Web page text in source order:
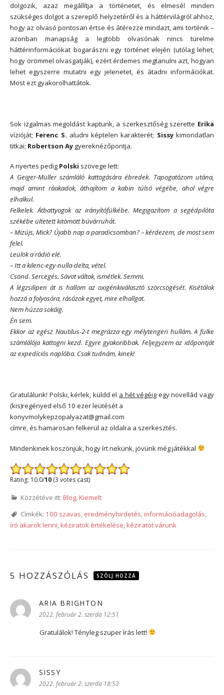
dolgozik, azaz megállítja a történetet, és elmesél minden
szükséges dolgot a szereplő helyzetéről és a háttérvilágról ahhoz,
hogy az olvasó pontosan értse és átérezze mindazt, ami történik –
azonban manapság a legtöbb olvasónak nincs türelme
háttérinformációkat bogarászni egy történet elején (utólag lehet,
hogy örömmel olvasgatják), ezért érdemes megtanulni azt, hogyan
lehet egyszerre mutatni egy jelenetet, és átadni információkat.
Most ezt gyakorolhattátok.
Sok izgalmas megoldást kaptunk, a szerkesztőség szerette Erika
vízióját; Ferenc S. aludni képtelen karakterét; Sissykimondatlan
titkai; Robertson Ay gyereknézőpontja.
A nyertes pedig Polski szövege lett:
A Geiger-Müller számláló kattogására ébredek. Tapogatózom utána,
majd amint ráakadok, áthajítom a kabin túlsó végébe, ahol végre
elhalkul.
Felkelek. Átbattyogok az irányítófülkébe. Megigazítom a segédpilóta
székébe ültetett kitömött búvárruhát.
– Mizújs, Mick? Újabb nap a paradicsomban? – kérdezem, de most sem
felel.
Leülök a rádió elé.
– Itt a kilenc-egy-nulla-delta, vétel.
Csönd. Sercegés. Sávot váltok, ismétlek. Semmi.
A légzsilipen át is hallom az oxigénkiválasztó szörcsögését. Kisétálok
hozzá a folyosóra, rásózok egyet, mire elhallgat.
Nem húzza sokáig.
Én sem.
Ekkor az egész Nautilus-2-t megrázza egy mélytengeri hullám. A fülke
számlálója kattogni kezd. Egyre gyakoribbak. Feljegyzem az időpontját
az expedíciós naplóba. Csak tudnám, kinek!
Gratulálunk! Polski, kérlek, küldd el a hét végéig egy novellád vagy
(kis)regényed első 10 ezer leütését a
konyvmolykepzopalyazat@gmail.com
címre, és hamarosan felkerül az oldalra a szerkesztés.
Mindenkinek köszönjük, hogy írt nekünk, jövünk még játékkal
Rating: 10.0/10 (3 votes cast)
Közzétéve itt: Blog,Kiemelt
Címkék: 100 szavas, eredményhirdetés,információadagolás,
író akarok lenni,kéziratok értékelése,kéziratot várunk
5 HOZZÁSZÓLÁS SZÓLJ HOZZÁ
ARIA BRIGHTON
2022. február 2. szerda 12:51
Gratulálok! Tényleg szuper írás lett!
SISSY
2022. február 2. szerda 18:53